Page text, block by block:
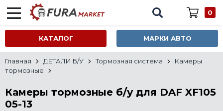
0
КАТАЛОГ МАРКИ АВТО
Главная ДЕТАЛИ Б/У Тормозная система
Камеры
тормозные
Камеры тормозные б/у для DAF XF105
05-13